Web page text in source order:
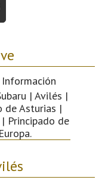
Información
| Avilés |
de Asturias |
Principado de